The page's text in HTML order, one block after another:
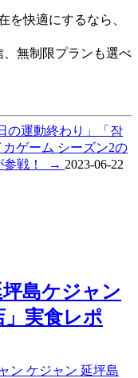
を快適にするなら、
無制限プランも選べ
の運動終わり」「잠
カゲーム シーズン2の
参戦！
→ 2023-06-22
島ケジャン
」実食レポ
ン ケジャン 延坪島